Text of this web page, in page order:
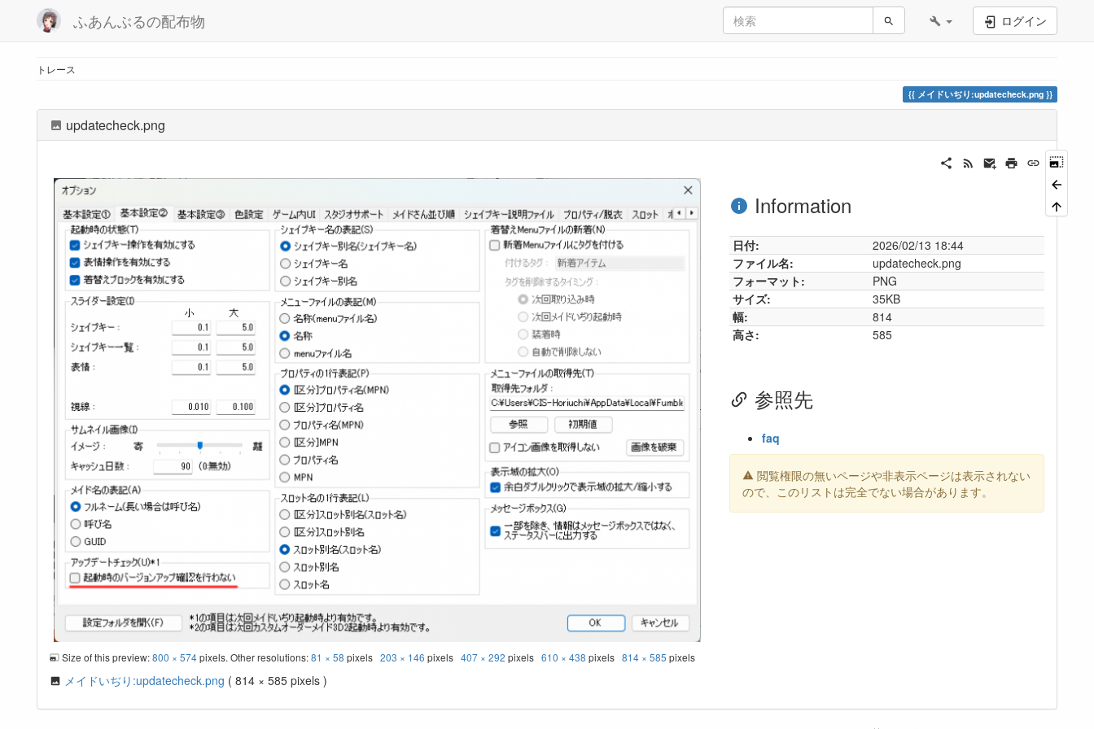
ふあんぶるの配布物 ログイン
トレース
メイドいぢり:updatecheck.png
updatecheck.png
Size of this preview:800 × 574pixels. Other resolutions:81 × 58 pixels 203 × 146 pixels 407 × 292 pixels 610 × 438 pixels 814 × 585 pixels
メイドいぢり:updatecheck.png ( 814 × 585 pixels )
Information
日付:
2026/02/13 18:44
ファイル名:
updatecheck.png
フォーマット:
PNG
サイズ:
35KB
幅:
814
高さ:
585
参照先
faq
閲覧権限の無いページや非表示ページは表示されない
ので、このリストは完全でない場合があります。